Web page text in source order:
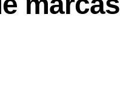
, produção de
artificial.